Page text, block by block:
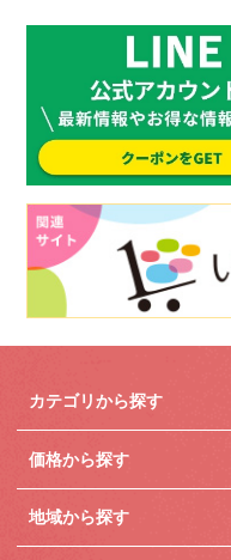
カテゴリから探す
価格から探す
地域から探す